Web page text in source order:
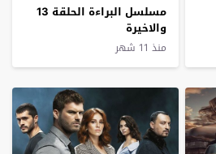
مسلسل البراءة الحلقة 13
والاخيرة
منذ 11 شهر